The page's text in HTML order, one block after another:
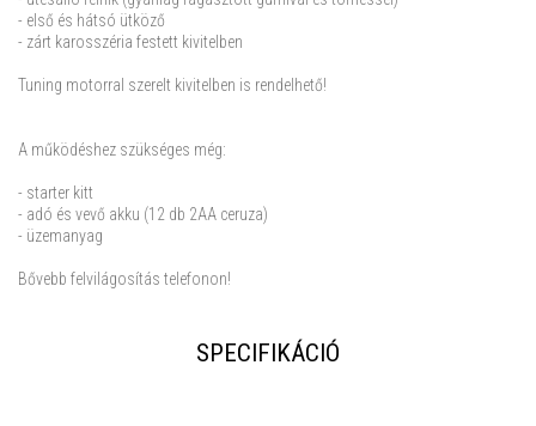
- első és hátsó ütköző
- zárt karosszéria festett kivitelben
Tuning motorral szerelt kivitelben is rendelhető!
A működéshez szükséges még:
- starter kitt
- adó és vevő akku (12 db 2AA ceruza)
- üzemanyag
Bővebb felvilágosítás telefonon!
SPECIFIKÁCIÓ